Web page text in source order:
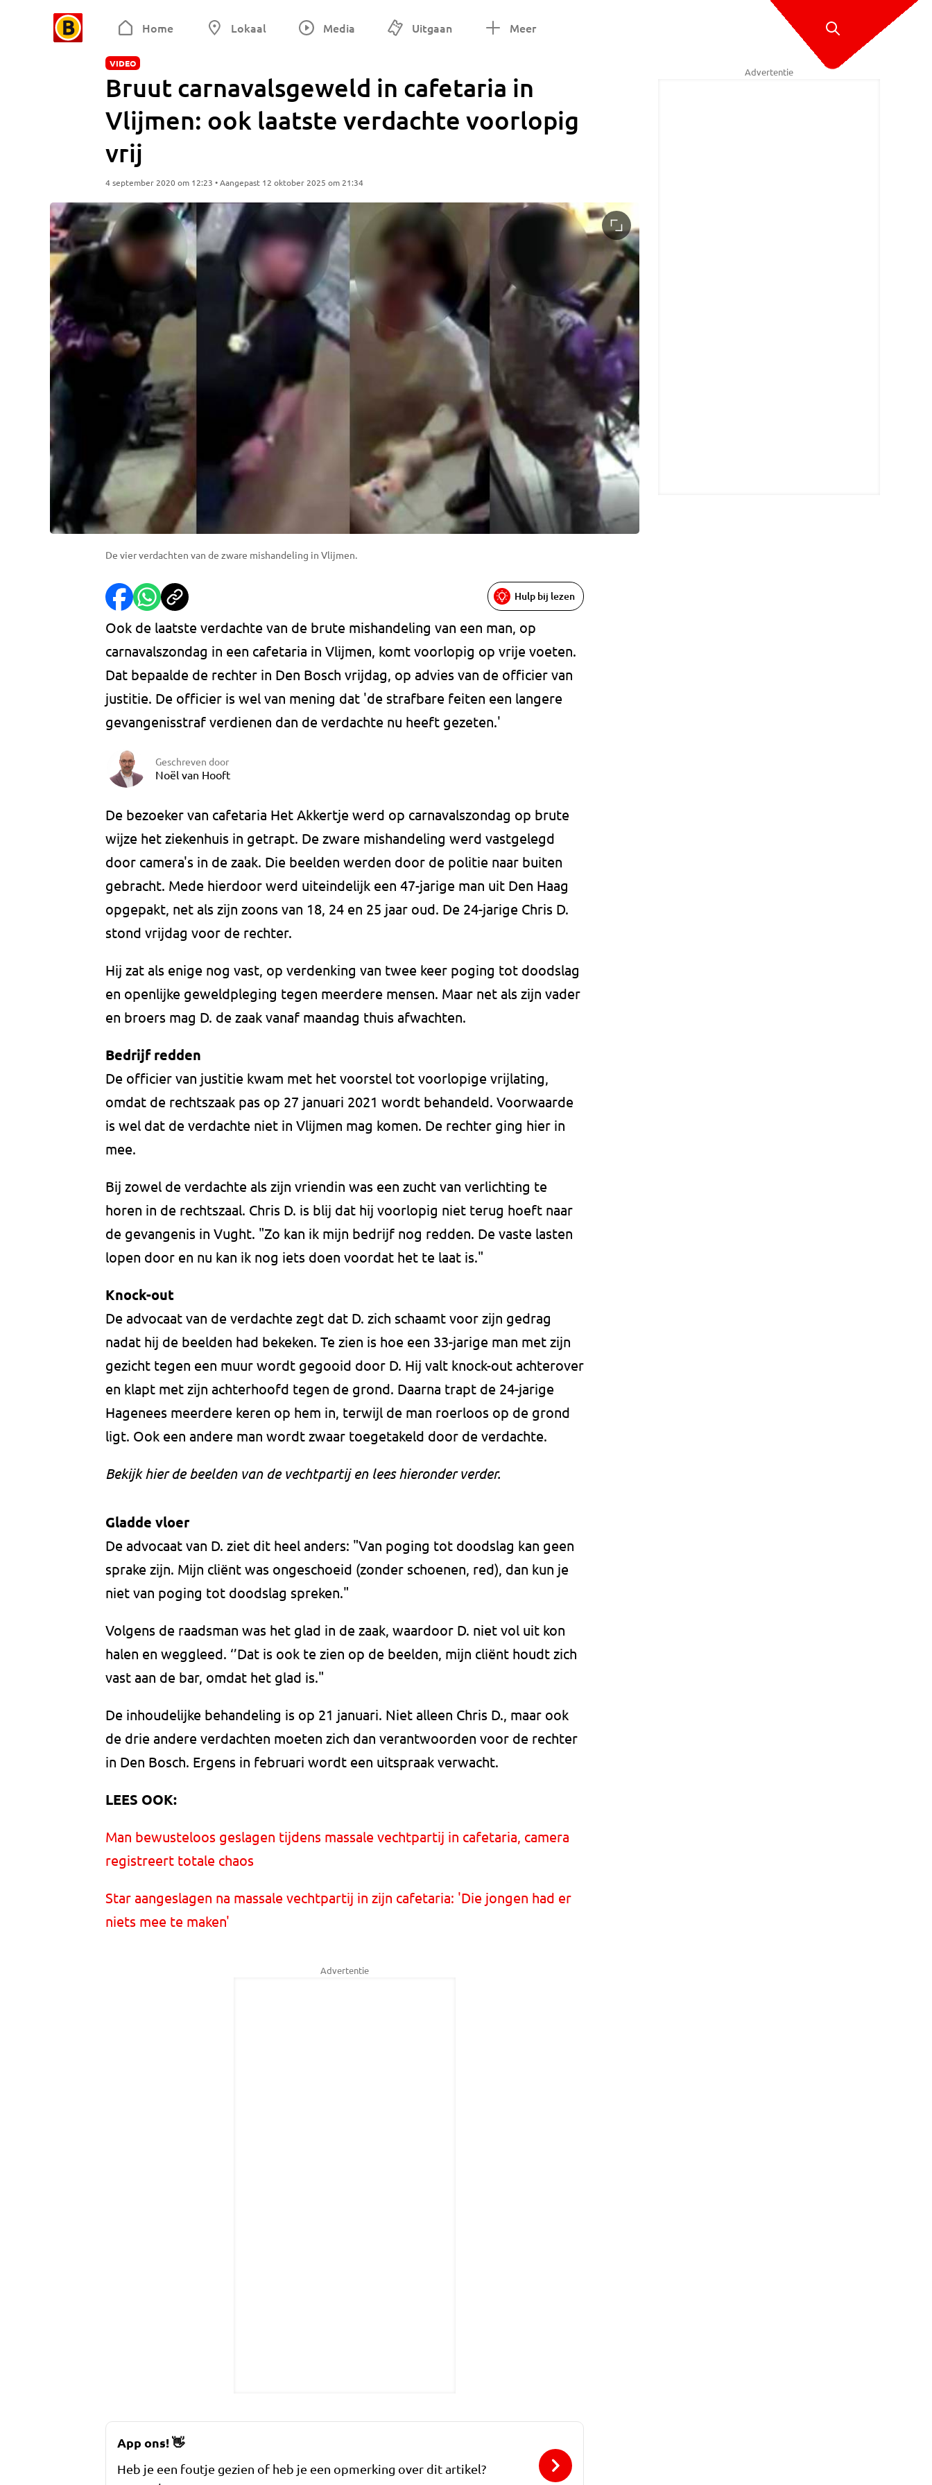
Home Lokaal Media Uitgaan Meer
VIDEO
Bruut carnavalsgeweld in cafetaria in
Vlijmen: ook laatste verdachte voorlopig
vrij
4 september 2020 om 12:23 • Aangepast 12 oktober 2025 om 21:34
De vier verdachten van de zware mishandeling in Vlijmen.
Hulp bij lezen
Ook de laatste verdachte van de brute mishandeling van een man, op
carnavalszondag in een cafetaria in Vlijmen, komt voorlopig op vrije voeten.
Dat bepaalde de rechter in Den Bosch vrijdag, op advies van de officier van
justitie. De officier is wel van mening dat 'de strafbare feiten een langere
gevangenisstraf verdienen dan de verdachte nu heeft gezeten.'
Geschreven door
Noël van Hooft
De bezoeker van cafetaria Het Akkertje werd op carnavalszondag op brute
wijze het ziekenhuis in getrapt. De zware mishandeling werd vastgelegd
door camera's in de zaak. Die beelden werden door de politie naar buiten
gebracht. Mede hierdoor werd uiteindelijk een 47-jarige man uit Den Haag
opgepakt, net als zijn zoons van 18, 24 en 25 jaar oud. De 24-jarige Chris D.
stond vrijdag voor de rechter.
Hij zat als enige nog vast, op verdenking van twee keer poging tot doodslag
en openlijke geweldpleging tegen meerdere mensen. Maar net als zijn vader
en broers mag D. de zaak vanaf maandag thuis afwachten.
Bedrijf redden
De officier van justitie kwam met het voorstel tot voorlopige vrijlating,
omdat de rechtszaak pas op 27 januari 2021 wordt behandeld. Voorwaarde
is wel dat de verdachte niet in Vlijmen mag komen. De rechter ging hier in
mee.
Bij zowel de verdachte als zijn vriendin was een zucht van verlichting te
horen in de rechtszaal. Chris D. is blij dat hij voorlopig niet terug hoeft naar
de gevangenis in Vught. "Zo kan ik mijn bedrijf nog redden. De vaste lasten
lopen door en nu kan ik nog iets doen voordat het te laat is."
Knock-out
De advocaat van de verdachte zegt dat D. zich schaamt voor zijn gedrag
nadat hij de beelden had bekeken. Te zien is hoe een 33-jarige man met zijn
gezicht tegen een muur wordt gegooid door D. Hij valt knock-out achterover
en klapt met zijn achterhoofd tegen de grond. Daarna trapt de 24-jarige
Hagenees meerdere keren op hem in, terwijl de man roerloos op de grond
ligt. Ook een andere man wordt zwaar toegetakeld door de verdachte.
Bekijk hier de beelden van de vechtpartij en lees hieronder verder.
Gladde vloer
De advocaat van D. ziet dit heel anders: "Van poging tot doodslag kan geen
sprake zijn. Mijn cliënt was ongeschoeid (zonder schoenen, red), dan kun je
niet van poging tot doodslag spreken."
Volgens de raadsman was het glad in de zaak, waardoor D. niet vol uit kon
halen en weggleed. ‘’Dat is ook te zien op de beelden, mijn cliënt houdt zich
vast aan de bar, omdat het glad is."
De inhoudelijke behandeling is op 21 januari. Niet alleen Chris D., maar ook
de drie andere verdachten moeten zich dan verantwoorden voor de rechter
in Den Bosch. Ergens in februari wordt een uitspraak verwacht.
LEES OOK:
Man bewusteloos geslagen tijdens massale vechtpartij in cafetaria, camera
registreert totale chaos
Star aangeslagen na massale vechtpartij in zijn cafetaria: 'Die jongen had er
niets mee te maken'
Advertentie
Advertentie
App ons!👋
Heb je een foutje gezien of heb je een opmerking over dit artikel?